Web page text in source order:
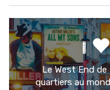
I
Le West End
quartiers au